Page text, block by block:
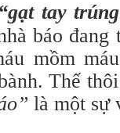
“gạt tay
báo đang
mồm
Thế
là một sự